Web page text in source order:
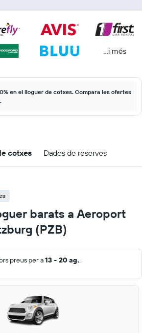
...i més
en el lloguer de cotxes. Compara les ofertes
cotxes Dades de reserves
barats a Aeroport
(PZB)
preus per a13 - 20 ag..